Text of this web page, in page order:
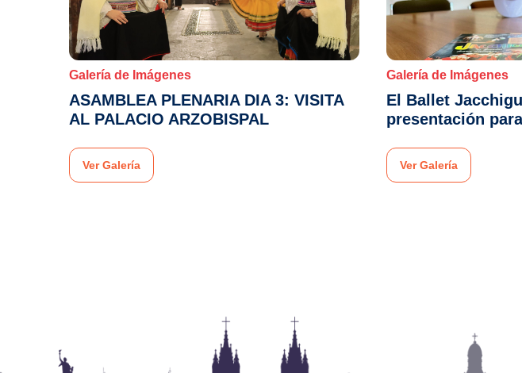
Galería de Imágenes
ASAMBLEA PLENARIA DIA 3: VISITA
AL PALACIO ARZOBISPAL
Ver Galería
Galería de Imágenes
El Ballet
presentación
Ver Galería